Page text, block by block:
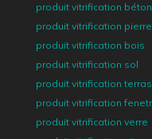
produit vitrification béton
produit vitrification pierre
produit vitrification bois
produit vitrification sol
produit vitrification
produit vitrification
produit vitrification verre